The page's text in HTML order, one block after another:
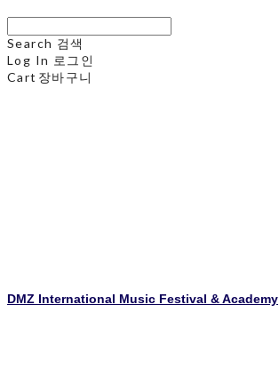
Search 검색
Log In 로그인
Cart 장바구니
DMZ International Music Festival & Academy